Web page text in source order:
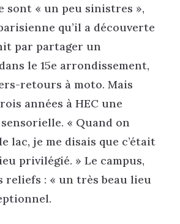
sont « un peu sinistres »,
qu’il a découverte
par partager un
le 15e arrondissement,
retours à moto. Mais
années à HEC une
« Quand on
lac, je me disais que c’était
privilégié. » Le campus,
reliefs : « un très beau lieu